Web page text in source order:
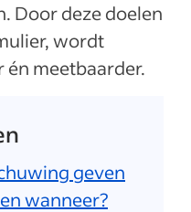
Door deze doelen
wordt
meetbaarder.
geven
wanneer?